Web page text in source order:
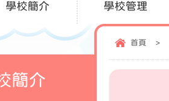
學校簡介 學校管理
首頁 >
簡介